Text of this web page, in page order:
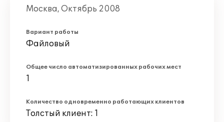
Москва, Октябрь 2008
Вариант работы
Файловый
Общее число автоматизированных рабочих мест
1
Количество одновременно работающих клиентов
Толстый клиент: 1